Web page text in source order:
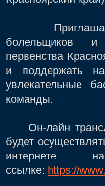
Приглашаем
болельщиков
первенства
и поддержать
увлекательные
команды.
Он-лайн
будет
ссылке: https://